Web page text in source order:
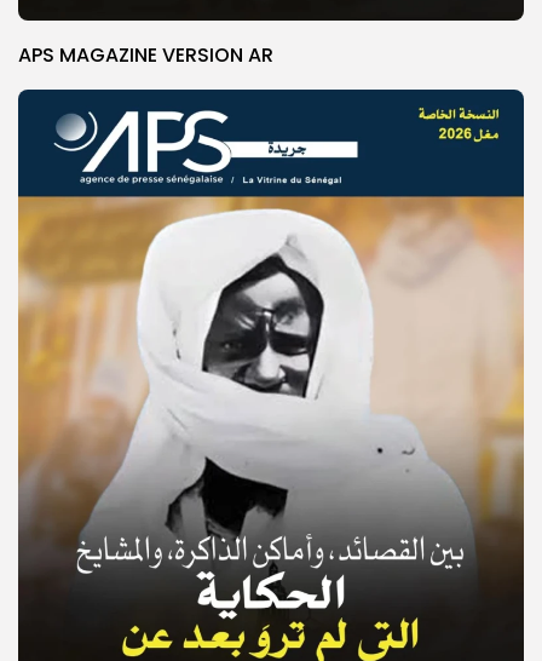
© Copyright 2025, APS
APS MAGAZINE VERSION AR